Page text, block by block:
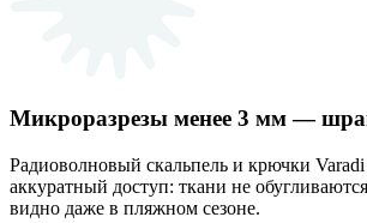
Микроразрезы менее 3 мм —
Радиоволновый скальпель и крючки
аккуратный доступ: ткани не
видно даже в пляжном сезоне.